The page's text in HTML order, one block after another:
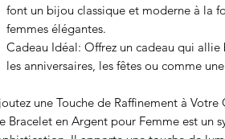
font un bijou classique et moderne à la
femmes élégantes.
Cadeau Idéal: Offrez un cadeau qui
les anniversaires, les fêtes ou comme
une Touche de Raffinement à
Bracelet en Argent pour Femme est un